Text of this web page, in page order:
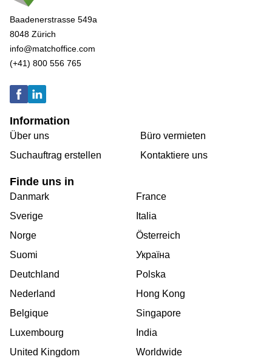
Baadenerstrasse 549a
8048 Zürich
info@matchoffice.com
(+41) 800 556 765
Information
Über uns
Suchauftrag erstellen
Büro vermieten
Kontaktiere uns
Finde uns in
Danmark
Sverige
Norge
Suomi
Deutchland
Nederland
Belgique
Luxembourg
United Kingdom
France
Italia
Österreich
Україна
Polska
Hong Kong
Singapore
India
Worldwide